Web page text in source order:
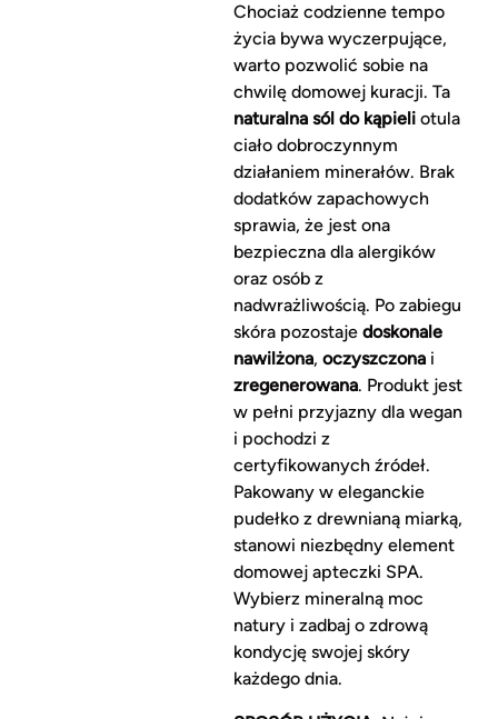
Chociaż codzienne tempo
życia bywa wyczerpujące,
warto pozwolić sobie na
chwilę domowej kuracji. Ta
naturalna sól do kąpieliotula
ciało dobroczynnym
działaniem minerałów. Brak
dodatków zapachowych
sprawia, że jest ona
bezpieczna dla alergików
oraz osób z
nadwrażliwością. Po zabiegu
skóra pozostaje doskonale
nawilżona, oczyszczona i
zregenerowana. Produkt jest
w pełni przyjazny dla wegan
i pochodzi z
certyfikowanych źródeł.
Pakowany w eleganckie
pudełko z drewnianą miarką,
stanowi niezbędny element
domowej apteczki SPA.
Wybierz mineralną moc
natury i zadbaj o zdrową
kondycję swojej skóry
każdego dnia.